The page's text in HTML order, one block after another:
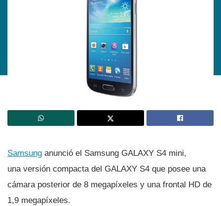
Samsung anunció el Samsung GALAXY S4 mini,
una versión compacta del GALAXY S4 que posee una
cámara posterior de 8 megapí­xeles y una frontal HD de
1,9 megapí­xeles.